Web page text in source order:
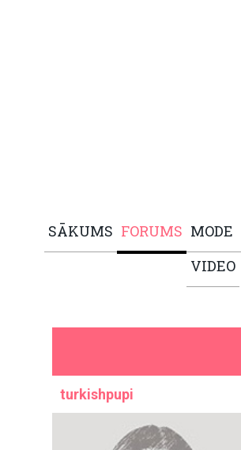
SĀKUMS FORUMS MODE
VIDEO
turkishpupi